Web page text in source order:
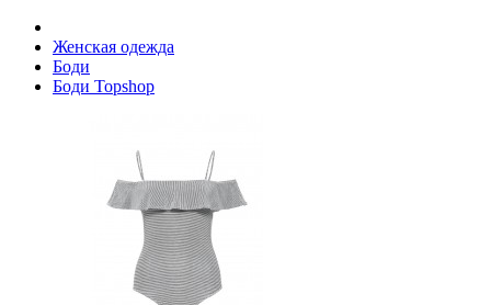
Женская одежда
Боди
Боди Topshop